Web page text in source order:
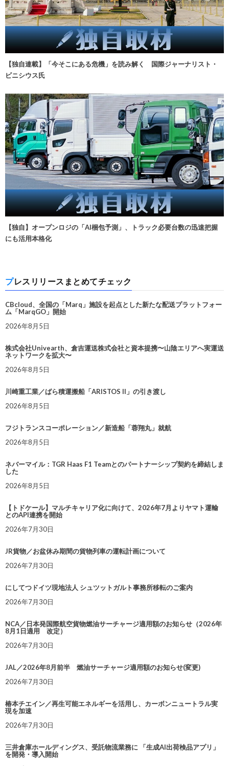
【独自連載】「今そこにある危機」を読み解く 国際ジャーナリスト・
ビニシウス氏
【独自】オープンロジの「AI梱包予測」、トラック必要台数の迅速把握
にも活用本格化
プレスリリースまとめてチェック
CBcloud、全国の「Marq」施設を起点とした新たな配送プラットフォー
ム「MarqGO」開始
2026年8月5日
株式会社Univearth、倉吉運送株式会社と資本提携〜山陰エリアへ実運送
ネットワークを拡大〜
2026年8月5日
川崎重工業／ばら積運搬船「ARISTOS II」の引き渡し
2026年8月5日
フジトランスコーポレーション／新造船「蓉翔丸」就航
2026年8月5日
ネバーマイル：TGR Haas F1 Teamとのパートナーシップ契約を締結しま
した
2026年8月5日
【トドケール】マルチキャリア化に向けて、2026年7月よりヤマト運輸
とのAPI連携を開始
2026年7月30日
JR貨物／お盆休み期間の貨物列車の運転計画について
2026年7月30日
にしてつドイツ現地法人 シュツットガルト事務所移転のご案内
2026年7月30日
NCA／日本発国際航空貨物燃油サーチャージ適用額のお知らせ（2026年
8月1日適用 改定）
2026年7月30日
JAL／2026年8月前半 燃油サーチャージ適用額のお知らせ(変更)
2026年7月30日
椿本チエイン／再生可能エネルギーを活用し、カーボンニュートラル実
現を加速
2026年7月30日
三井倉庫ホールディングス、受託物流業務に 「生成AI出荷検品アプリ」
を開発・導入開始